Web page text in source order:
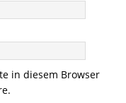
in diesem Browser